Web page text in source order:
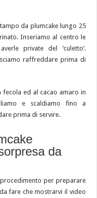
da plumcake lungo 25
Inseriamo al centro le
private del ‘culetto‘.
raffreddare prima di
fecola ed al cacao amaro in
e scaldiamo fino a
prima di servire.
da
per preparare
fare che mostrarvi il video